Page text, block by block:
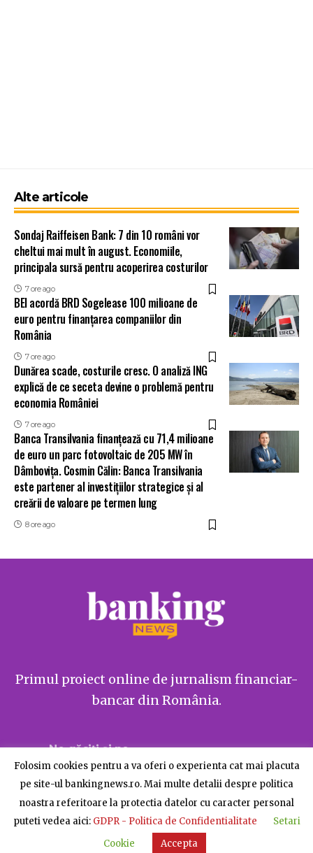
Alte articole
Sondaj Raiffeisen Bank: 7 din 10 români vor
cheltui mai mult în august. Economiile,
principala sursă pentru acoperirea costurilor
7 ore ago
BEI acordă BRD Sogelease 100 milioane de
euro pentru finanțarea companiilor din
România
7 ore ago
Dunărea scade, costurile cresc. O analiză ING
explică de ce seceta devine o problemă pentru
economia României
7 ore ago
Banca Transilvania finanțează cu 71,4 milioane
de euro un parc fotovoltaic de 205 MW în
Dâmbovița. Cosmin Călin: Banca Transilvania
este partener al investițiilor strategice și al
creării de valoare pe termen lung
8 ore ago
Primul proiect online de jurnalism financiar-
bancar din România.
Ne găsiți și pe
© BankingNews - Toate drepturile rezervate
Despre BankingNews Contact Publicitate
Folosim cookies pentru a va oferi o experienta cat mai placuta
pe site-ul bankingnews.ro. Mai multe detalii despre politica
noastra referitoare la protectia datelor cu caracter personal
puteti vedea aici: GDPR - Politica de Confidentialitate
Setari
Cookie
Accepta